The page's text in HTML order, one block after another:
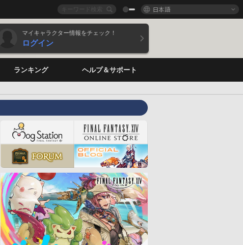
日本語
マイキャラクター情報をチェック！
ログイン
ランキング ヘルプ＆サポート